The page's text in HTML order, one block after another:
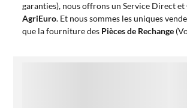
garanties), nous offrons un Service Direct et
AgriEuro. Et nous sommes les uniques
que la fourniture des Pièces de Rechange